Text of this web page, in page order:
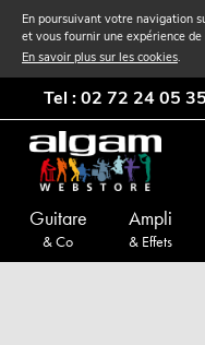
En poursuivant votre navigation
et vous fournir une expérience
En savoir plus sur les cookies.
Tel : 02 72 24 05 35
Guitare
& Co
Ampli
& Effets